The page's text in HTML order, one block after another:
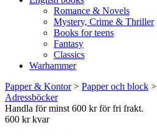
Romance & Novels
Mystery, Crime & Thriller
Books for teens
Fantasy
Classics
Warhammer
Papper & Kontor> Papper och block >
Adressböcker
Handla för minst 600 kr för fri frakt.
600 kr kvar